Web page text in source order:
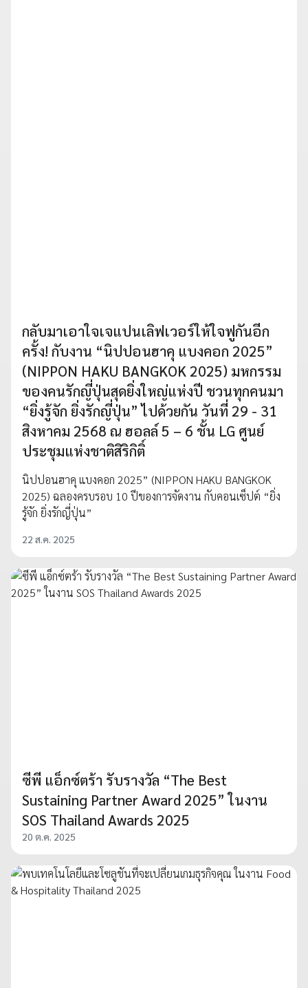
กลับมาเอาใจเจแปนเลิฟเวอร์ให้ใจฟูกันอีก
ครั้ง! กับงาน “นิปปอนฮาคุ แบงคอก 2025”
(NIPPON HAKU BANGKOK 2025) มหกรรม
ของคนรักญี่ปุ่นสุดยิ่งใหญ่แห่งปี ชวนทุกคนมา
“ยิ่งรู้จัก ยิ่งรักญี่ปุ่น” ไปด้วยกัน วันที่ 29 - 31
สิงหาคม 2568 ณ ฮอลล์ 5 – 6 ชั้น LG ศูนย์
ประชุมแห่งชาติสิริกิติ์
นิปปอนฮาคุ แบงคอก 2025” (NIPPON HAKU BANGKOK
2025) ฉลองครบรอบ 10 ปีของการจัดงาน กับคอนเซ็ปต์ “ยิ่ง
รู้จัก ยิ่งรักญี่ปุ่น”
22 ส.ค. 2025
ซีพี แอ็กซ์ตร้า รับรางวัล “The Best
Sustaining Partner Award 2025” ในงาน
SOS Thailand Awards 2025
20 ต.ค. 2025